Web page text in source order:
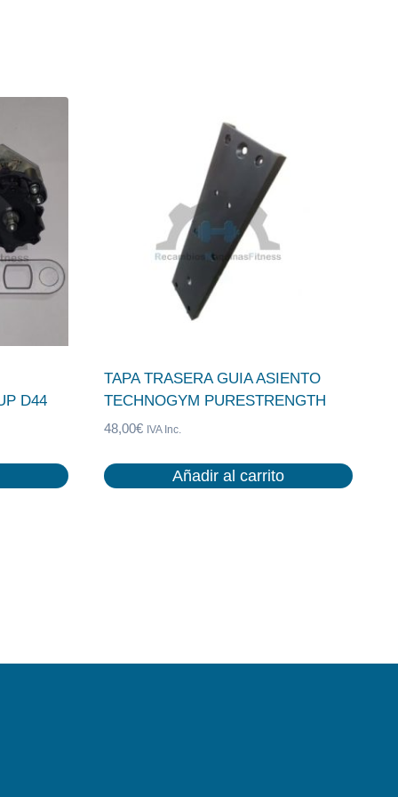
D44
TAPA TRASERA GUIA ASIENTO
TECHNOGYM PURESTRENGTH
48,00€ IVA Inc.
Añadir al carrito